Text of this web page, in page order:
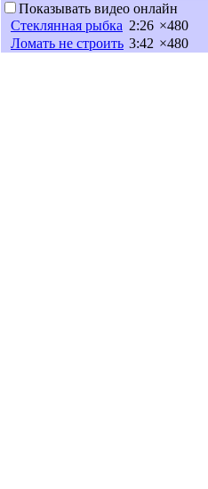
Показывать видео онлайн
Стеклянная рыбка 2:26 ×480
Ломать не строить 3:42 ×480